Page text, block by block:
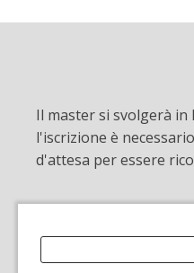
Il master si svolgerà
l'iscrizione è
d'attesa per essere